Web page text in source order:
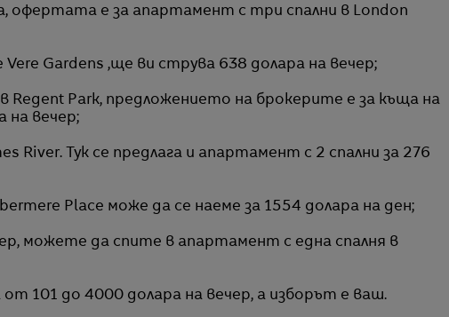
офертата е за апартамент с три спални в London
Vere Gardens ,ще ви струва 638 долара на вечер;
Park, предложението на брокерите е за къща на
на вечер;
River. Тук се предлага и апартамент с 2 спални за 276
Place може да се наеме за 1554 долара на ден;
можете да спите в апартамент с една спалня в
101 до 4000 долара на вечер, а изборът е ваш.